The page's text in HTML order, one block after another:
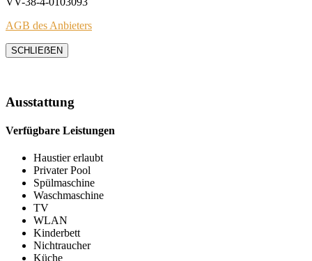
AGB des Anbieters
SCHLIEẞEN
Ausstattung
Verfügbare Leistungen
Haustier erlaubt
Privater Pool
Spülmaschine
Waschmaschine
TV
WLAN
Kinderbett
Nichtraucher
Küche